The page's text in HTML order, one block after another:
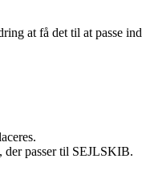
at få det til at passe ind
der passer til SEJLSKIB.